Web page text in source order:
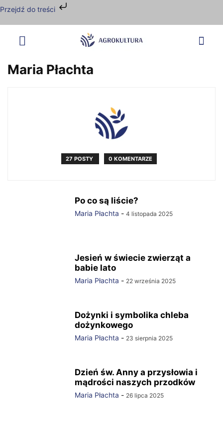
Przejdź do treści
Maria Płachta
27 POSTY 0 KOMENTARZE
Po co są liście?
Maria Płachta - 4 listopada 2025
Jesień w świecie zwierząt a
babie lato
Maria Płachta - 22 września 2025
Dożynki i symbolika chleba
dożynkowego
Maria Płachta - 23 sierpnia 2025
Dzień św. Anny a przysłowia i
mądrości naszych przodków
Maria Płachta - 26 lipca 2025